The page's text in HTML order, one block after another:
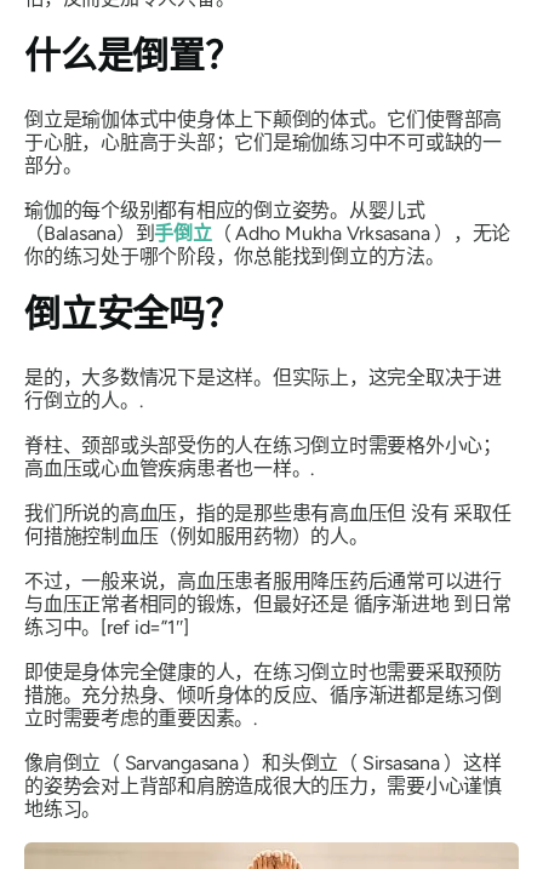
什么是倒置？
倒立是瑜伽体式中使身体上下颠倒的体式。它们使臀部高
于心脏，心脏高于头部；它们是瑜伽练习中不可或缺的一
部分。
瑜伽的每个级别都有相应的倒立姿势。从婴儿式
（Balasana）到手倒立（Adho Mukha Vrksasana），无论
你的练习处于哪个阶段，你总能找到倒立的方法。
倒立安全吗？
是的，大多数情况下是这样。但实际上，这完全取决于进
行倒立的人。.
脊柱、颈部或头部受伤的人在练习倒立时需要格外小心；
高血压或心血管疾病患者也一样。.
我们所说的高血压，指的是那些患有高血压但 没有 采取任
何措施控制血压（例如服用药物）的人。
不过，一般来说，高血压患者服用降压药后通常可以进行
与血压正常者相同的锻炼，但最好还是 循序渐进地到日常
练习中。[ref id=”1″]
即使是身体完全健康的人，在练习倒立时也需要采取预防
措施。充分热身、倾听身体的反应、循序渐进都是练习倒
立时需要考虑的重要因素。.
像肩倒立（ Sarvangasana）和头倒立（ Sirsasana）这样
的姿势会对上背部和肩膀造成很大的压力，需要小心谨慎
地练习。